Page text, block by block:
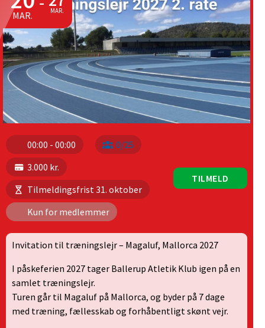
MAR. MAR.
00:00 - 00:00
0/25
3.000 kr.
Tilmeldingsfrist 31. oktober
Kun for medlemmer
TILMELD
Invitation til træningslejr – Magaluf, Mallorca 2027
I påskeferien 2027 tager Ballerup Atletik Klub igen på en
samlet træningslejr.
Turen går til Magaluf på Mallorca, og byder på 7 dage
med træning, fællesskab og forhåbentligt skønt vejr.